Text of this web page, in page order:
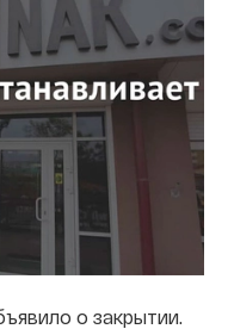
о закрытии.